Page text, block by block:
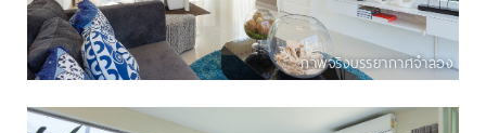
ภาพจริงบรรยากาศจำลอง